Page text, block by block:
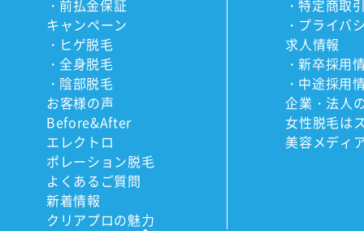
前払金保証
キャンペーン
ヒゲ脱毛
全身脱毛
陰部脱毛
お客様の声
Before&After
エレクトロ
ポレーション脱毛
よくあるご質問
新着情報
クリアプロの魅力
特定商取
プライバ
求人情報
新卒採用
中途採用
企業・法人
女性脱毛は
美容メディ